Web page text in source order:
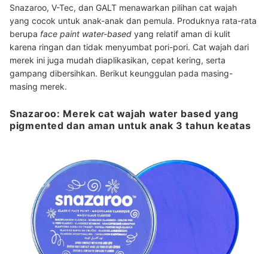
Snazaroo, V-Tec, dan GALT menawarkan pilihan cat wajah
yang cocok untuk anak-anak dan pemula. Produknya rata-rata
berupa face paint water-based yang relatif aman di kulit
karena ringan dan tidak menyumbat pori-pori. Cat wajah dari
merek ini juga mudah diaplikasikan, cepat kering, serta
gampang dibersihkan. Berikut keunggulan pada masing-
masing merek.
Snazaroo: Merek cat wajah water based yang
pigmented dan aman untuk anak 3 tahun keatas